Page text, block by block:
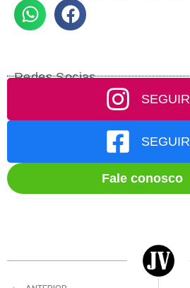
Redes Socias
SEGUIR
SEGUIR
Fale conosco